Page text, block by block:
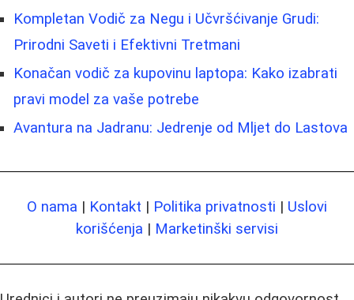
Kompletan Vodič za Negu i Učvršćivanje Grudi:
Prirodni Saveti i Efektivni Tretmani
Konačan vodič za kupovinu laptopa: Kako izabrati
pravi model za vaše potrebe
Avantura na Jadranu: Jedrenje od Mljet do Lastova
O nama | Kontakt | Politika privatnosti | Uslovi
korišćenja | Marketinški servisi